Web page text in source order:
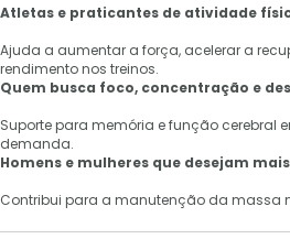
Atletas e praticantes de atividade
Ajuda a aumentar a força, acelerar a
rendimento nos treinos.
Quem busca foco, concentração e
Suporte para memória e função cerebral
demanda.
Homens e mulheres que desejam
Contribui para a manutenção da massa